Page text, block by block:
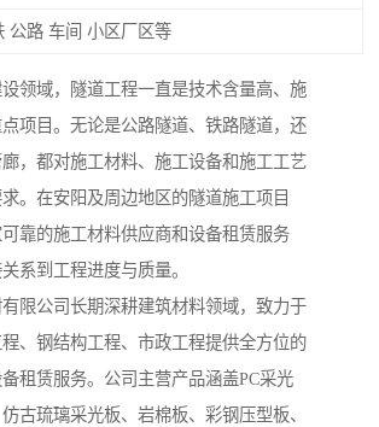
公路 车间 小区厂区等
领域，隧道工程一直是技术含量高、施
项目。无论是公路隧道、铁路隧道，还
，都对施工材料、施工设备和施工工艺
。在安阳及周边地区的隧道施工项目
靠的施工材料供应商和设备租赁服务
系到工程进度与质量。
限公司长期深耕建筑材料领域，致力于
、钢结构工程、市政工程提供全方位的
租赁服务。公司主营产品涵盖PC采光
古琉璃采光板、岩棉板、彩钢压型板、